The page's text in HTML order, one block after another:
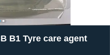
B1 Tyre care agent